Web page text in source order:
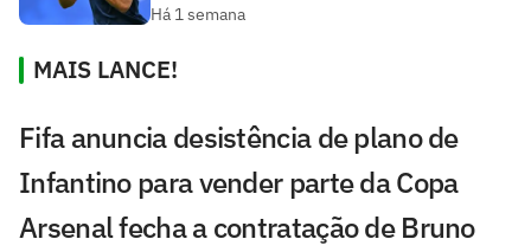
Há 1 semana
MAIS LANCE!
Fifa anuncia desistência de plano de
Infantino para vender parte da Copa
Arsenal fecha a contratação de Bruno